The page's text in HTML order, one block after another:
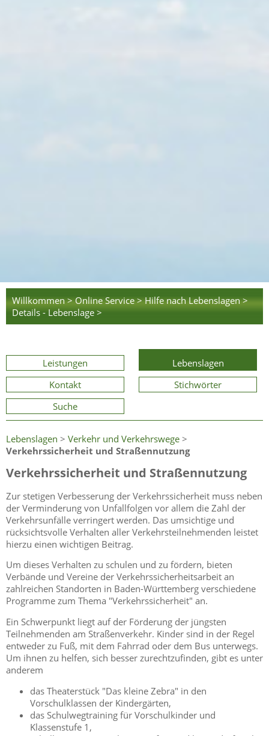
Willkommen > Online Service > Hilfe nach Lebenslagen >
Details - Lebenslage >
Leistungen
Lebenslagen
Kontakt
Stichwörter
Suche
Lebenslagen > Verkehr und Verkehrswege >
Verkehrssicherheit und Straßennutzung
Verkehrssicherheit und Straßennutzung
Zur stetigen Verbesserung der Verkehrssicherheit muss neben
der Verminderung von Unfallfolgen vor allem die Zahl der
Verkehrsunfälle verringert werden. Das umsichtige und
rücksichtsvolle Verhalten aller Verkehrsteilnehmenden leistet
hierzu einen wichtigen Beitrag.
Um dieses Verhalten zu schulen und zu fördern, bieten
Verbände und Vereine der Verkehrssicherheitsarbeit an
zahlreichen Standorten in Baden-Württemberg verschiedene
Programme zum Thema "Verkehrssicherheit" an.
Ein Schwerpunkt liegt auf der Förderung der jüngsten
Teilnehmenden am Straßenverkehr. Kinder sind in der Regel
entweder zu Fuß, mit dem Fahrrad oder dem Bus unterwegs.
Um ihnen zu helfen, sich besser zurechtzufinden, gibt es unter
anderem
das Theaterstück "Das kleine Zebra" in den
Vorschulklassen der Kindergärten,
das Schulwegtraining für Vorschulkinder und
Klassenstufe 1,